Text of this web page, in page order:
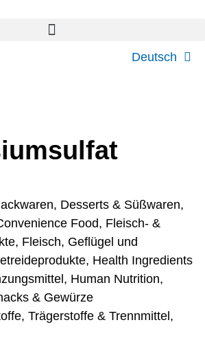
Deutsch
, Desserts & Süßwaren,
Food, Fleisch- &
, Fleisch, Geflügel und
, Health Ingredients
, Human Nutrition,
& Gewürze
Trägerstoffe & Trennmittel ,